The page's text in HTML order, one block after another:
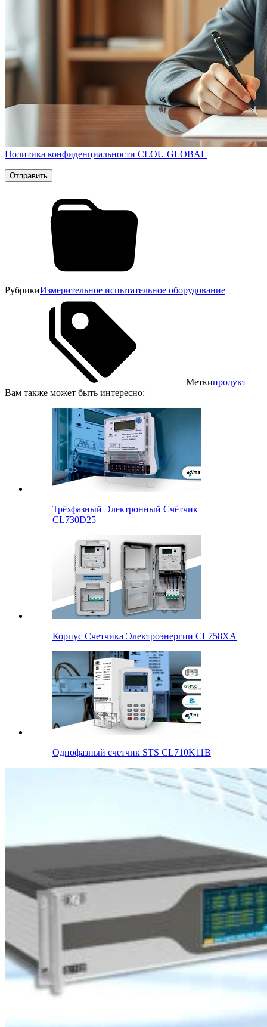
Политика конфиденциальности CLOU GLOBAL
РубрикиИзмерительное испытательное оборудование
Меткипродукт
Вам также может быть интересно:
Трёхфазный Электронный Счётчик
CL730D25
Корпус Счетчика Электроэнергии CL758XA
Однофазный счетчик STS CL710K11B